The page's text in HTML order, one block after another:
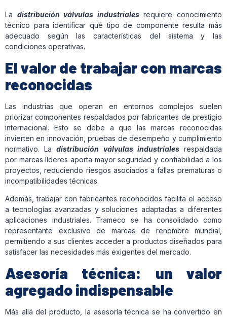
La distribución válvulas industrialesrequiere conocimiento
técnico para identificar qué tipo de componente resulta más
adecuado según las características del sistema y las
condiciones operativas.
El valor de trabajar con marcas
reconocidas
Las industrias que operan en entornos complejos suelen
priorizar componentes respaldados por fabricantes de prestigio
internacional. Esto se debe a que las marcas reconocidas
invierten en innovación, pruebas de desempeño y cumplimiento
normativo. Ladistribución válvulas industrialesrespaldada
por marcas líderes aporta mayor seguridad y confiabilidad a los
proyectos, reduciendo riesgos asociados a fallas prematuras o
incompatibilidades técnicas.
Además, trabajar con fabricantes reconocidos facilita el acceso
a tecnologías avanzadas y soluciones adaptadas a diferentes
aplicaciones industriales. Trameco se ha consolidado como
representante exclusivo de marcas de renombre mundial,
permitiendo a sus clientes acceder a productos diseñados para
satisfacer las necesidades más exigentes del mercado.
Asesoría técnica: un valor
agregado indispensable
Más allá del producto, la asesoría técnica se ha convertido en